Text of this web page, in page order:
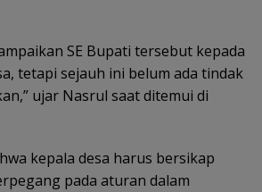
SE Bupati tersebut kepada
tetapi sejauh ini belum ada tindak
ujar Nasrul saat ditemui di
kepala desa harus bersikap
pada aturan dalam